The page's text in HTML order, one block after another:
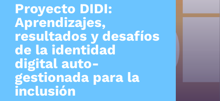
Proyecto DIDI:
Aprendizajes,
resultados y desafíos
de la identidad
digital auto-
gestionada para la
inclusión